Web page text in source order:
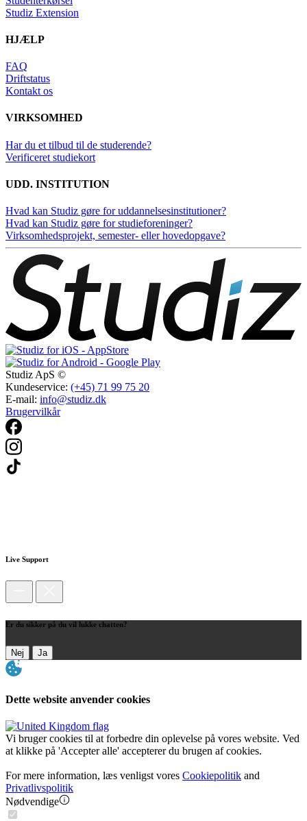
Studiz Extension
HJÆLP
FAQ
Driftstatus
Kontakt os
VIRKSOMHED
Har du et tilbud til de studerende?
Verificeret studiekort
UDD. INSTITUTION
Hvad kan Studiz gøre for uddannelsesinstitutioner?
Hvad kan Studiz gøre for studieforeninger?
Virksomhedsprojekt, semester- eller hovedopgave?
Studiz ApS ©
Kundeservice: (+45) 71 99 75 20
E-mail: info@studiz.dk
Brugervilkår
Live Support
Er du sikker på du vil lukke chatten?
Nej Ja
Dette website anvender cookies
Vi bruger cookies til at forbedre din oplevelse på vores website. Ved
at klikke på 'Accepter alle' accepterer du brugen af cookies.
For mere information, læs venligst vores Cookiepolitik and
Privatlivspolitik
Nødvendige